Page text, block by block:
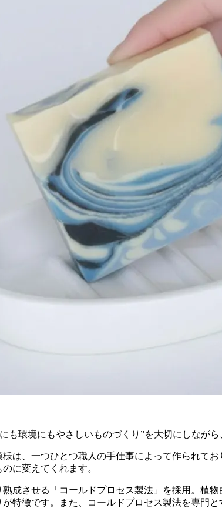
も環境にもやさしいものづくり”を大切にしなが
は、一つひとつ職人の手仕事によって作られて
に変えてくれます。
成させる「コールドプロセス製法」を採用。植
特徴です。また、コールドプロセス製法を専門